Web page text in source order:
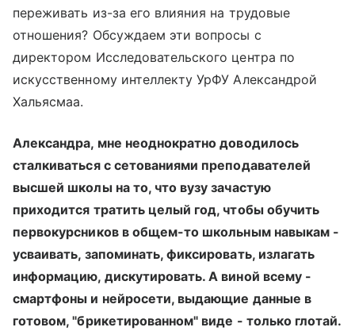
переживать из-за его влияния на трудовые
отношения? Обсуждаем эти вопросы с
директором Исследовательского центра по
искусственному интеллекту УрФУ Александрой
Хальясмаа.
Александра, мне неоднократно доводилось
сталкиваться с сетованиями преподавателей
высшей школы на то, что вузу зачастую
приходится тратить целый год, чтобы обучить
первокурсников в общем-то школьным навыкам -
усваивать, запоминать, фиксировать, излагать
информацию, дискутировать. А виной всему -
смартфоны и нейросети, выдающие данные в
готовом, "брикетированном" виде - только глотай.